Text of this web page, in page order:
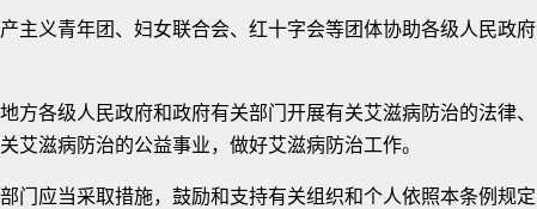
义青年团、妇女联合会、红十字会等团体协助各级人民政府
各级人民政府和政府有关部门开展有关艾滋病防治的法律、
艾滋病防治的公益事业，做好艾滋病防治工作。
应当采取措施，鼓励和支持有关组织和个人依照本条例规定